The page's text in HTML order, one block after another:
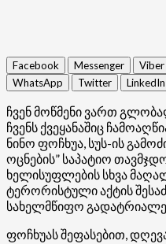
Facebook Messenger Viber
WhatsApp
Twitter LinkedIn
ჩვენ მოწმენი ვართ
ჩვენს ქვეყანაშიც
ნინო ფოჩხუა, სუს-ის
ოცნების” საპატიო
ხელისუფლების სხვა
ტერორისტული აქტის
სახელმწიფო
ფოჩხუას შეფასებით,